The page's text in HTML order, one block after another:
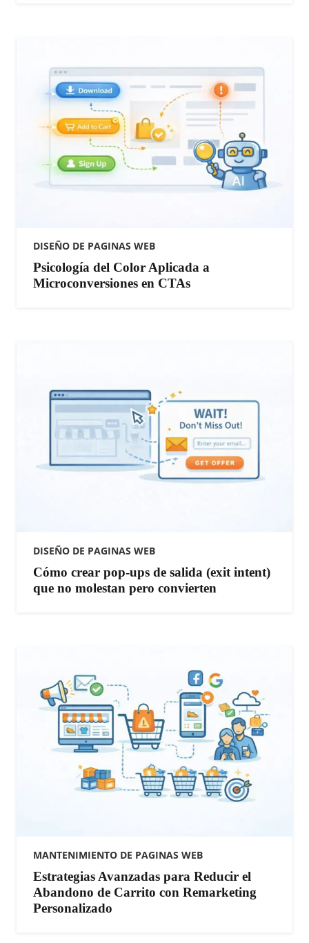
DISEÑO DE PAGINAS WEB
Psicología del Color Aplicada a
Microconversiones en CTAs
DISEÑO DE PAGINAS WEB
Cómo crear pop-ups de salida (exit intent)
que no molestan pero convierten
MANTENIMIENTO DE PAGINAS WEB
Estrategias Avanzadas para Reducir el
Abandono de Carrito con Remarketing
Personalizado